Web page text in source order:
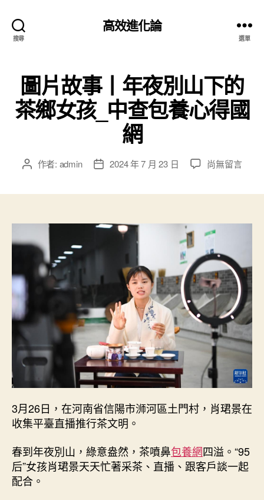
搜尋
高效進化論
選單
圖片故事丨年夜別山下的
茶鄉女孩_中查包養心得國
網
文 作者: admin
文
期
2024 年 7 月 23 日
在
丨
夜
山
下
的
茶
鄉
女
孩
_
包
得
國
網〉
尚無留言
3月26日，在河南省信陽市浉河區土門村，肖珺景在
收集平臺直播推行茶文明。
春到年夜別山，綠意盎然，茶噴鼻包養網四溢。“95
后”女孩肖珺景天天忙著采茶、直播、跟客戶談一起
配合。